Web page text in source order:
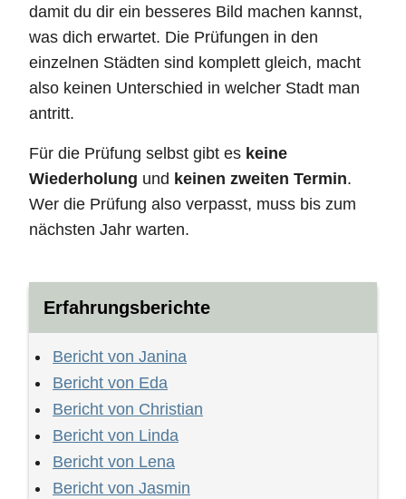
damit du dir ein besseres Bild machen kannst,
was dich erwartet. Die Prüfungen in den
einzelnen Städten sind komplett gleich, macht
also keinen Unterschied in welcher Stadt man
antritt.
Für die Prüfung selbst gibt es keine
Wiederholung und keinen zweiten Termin.
Wer die Prüfung also verpasst, muss bis zum
nächsten Jahr warten.
Erfahrungsberichte
Bericht von Janina
Bericht von Eda
Bericht von Christian
Bericht von Linda
Bericht von Lena
Bericht von Jasmin